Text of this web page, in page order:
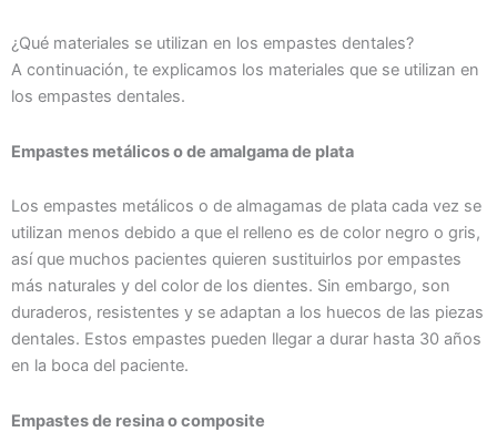
¿Qué materiales se utilizan en los empastes dentales?
A continuación, te explicamos los materiales que se utilizan en
los empastes dentales.
Empastes metálicos o de amalgama de plata
Los empastes metálicos o de almagamas de plata cada vez se
utilizan menos debido a que el relleno es de color negro o gris,
así que muchos pacientes quieren sustituirlos por empastes
más naturales y del color de los dientes. Sin embargo, son
duraderos, resistentes y se adaptan a los huecos de las piezas
dentales. Estos empastes pueden llegar a durar hasta 30 años
en la boca del paciente.
Empastes de resina o composite